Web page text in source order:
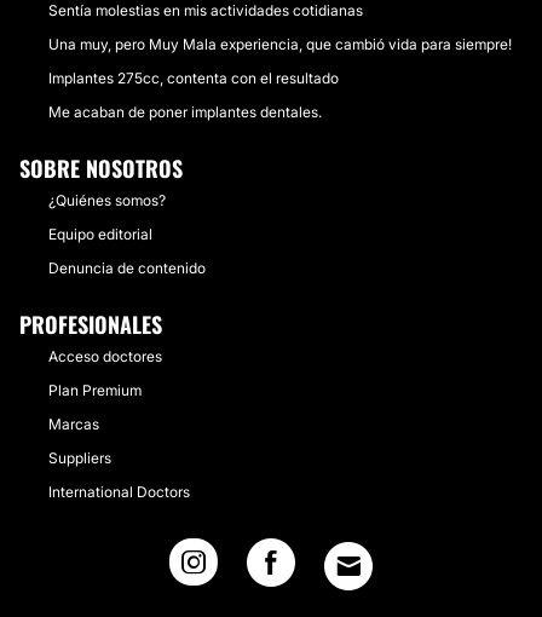
Sentía molestias en mis actividades cotidianas
Una muy, pero Muy Mala experiencia, que cambió vida para siempre!
Implantes 275cc, contenta con el resultado
Me acaban de poner implantes dentales.
SOBRE NOSOTROS
¿Quiénes somos?
Equipo editorial
Denuncia de contenido
PROFESIONALES
Acceso doctores
Plan Premium
Marcas
Suppliers
International Doctors